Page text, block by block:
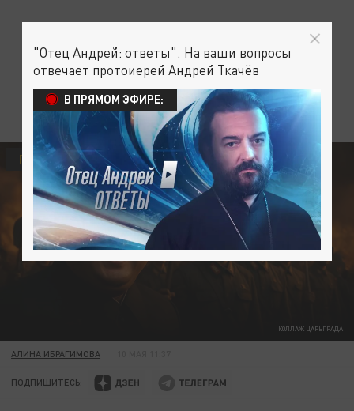
КОЛЛАЖ ЦАРЬГРАДА
ПОЛИТИКА В МИРЕ
АЛИНА ИБРАГИМОВА
ПОДПИШИТЕСЬ:
"Отец Андрей: ответы". На ваши вопросы
отвечает протоиерей Андрей Ткачёв
В ПРЯМОМ ЭФИРЕ: